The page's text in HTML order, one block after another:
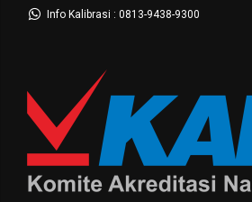
Info Kalibrasi : 0813-9438-9300